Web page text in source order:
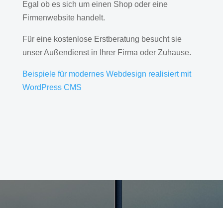
Egal ob es sich um einen Shop oder eine
Firmenwebsite handelt.
Für eine kostenlose Erstberatung besucht sie
unser Außendienst in Ihrer Firma oder Zuhause.
Beispiele für modernes Webdesign realisiert mit
WordPress CMS